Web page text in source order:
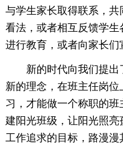
与学生家长取得联系，
看法，或者相互反馈学
进行教育，或者向家长们
新的时代向我们提
新的理念，在班主任岗
习，才能做一个称职的
建阳光班级，让阳光照
工作追求的目标，路漫